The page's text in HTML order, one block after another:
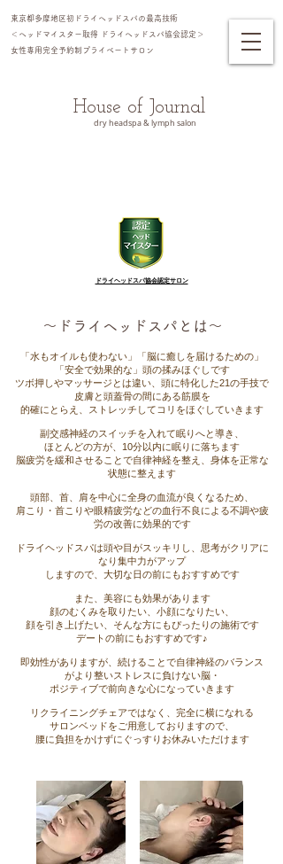
dry headspa & lymph salon
House of Journal
東京都多摩地区初ドライヘッドスパの最高技術
＜ヘッドマイスター​取得 ドライヘッドスパ協会認定＞
女性専用完全予約制プライベートサロン​
ドライヘッドスパ協会認定サロン
～ドライヘッドスパとは～
「水もオイルも使わない」「脳に癒しを届けるための」
「安全で効果的な」頭の揉みほぐしです
ツボ押しやマッサージとは違い、頭に特化した21の手技で
皮膚と頭蓋骨の間にある筋膜を
的確にとらえ、 ストレッチしてコリをほぐしていきます
副交感神経のスイッチを入れて眠りへと導き、
ほとんどの方が、10分以内に眠りに落ちます
脳疲労を緩和させることで自律神経を整え、 身体を正常な
状態に整えます
頭部、首、肩を中心に全身の血流が良くなるため、
肩こり・首こりや眼精疲労などの血行不良による不調や疲
労の改善に効果的です
ドライヘッドスパは頭や目がスッキリし、
思考がクリアに
なり集中力がアップ
しますので、 大切な日の前にもおすすめです
また、美容にも効果があります
顔のむくみを取りたい、小顔になりたい、
顔を引き上げたい、
そんな方にもぴったりの施術です
​デートの前にもおすすめです♪
即効性がありますが、続けることで自律神経のバランス
がより整いス トレスに負けない脳・
ポジティブで前向きな心になっていきます
リクライニングチェアではなく、完全に横になれる
サロンベッドをご用意しておりますので、
腰に負担をかけずにぐっすりお休みいただけます